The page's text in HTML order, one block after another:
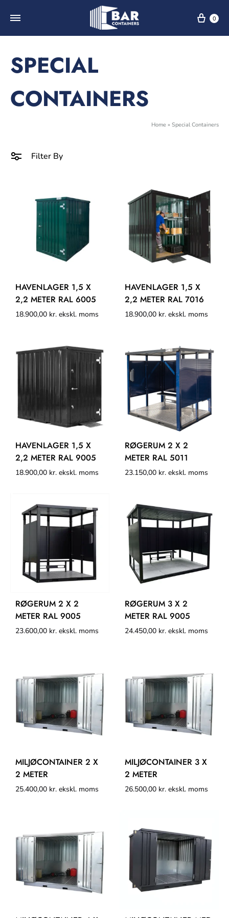
0
SPECIAL
CONTAINERS
Home » Special Containers
Filter By
HAVENLAGER 1,5 X
2,2 METER RAL 6005
18.900,00 kr. ekskl. moms
HAVENLAGER 1,5 X
2,2 METER RAL 7016
18.900,00 kr. ekskl. moms
HAVENLAGER 1,5 X
2,2 METER RAL 9005
18.900,00 kr. ekskl. moms
RØGERUM 2 X 2
METER RAL 5011
23.150,00 kr. ekskl. moms
RØGERUM 2 X 2
METER RAL 9005
23.600,00 kr. ekskl. moms
RØGERUM 3 X 2
METER RAL 9005
24.450,00 kr. ekskl. moms
MILJØCONTAINER 2 X
2 METER
25.400,00 kr. ekskl. moms
MILJØCONTAINER 3 X
2 METER
26.500,00 kr. ekskl. moms